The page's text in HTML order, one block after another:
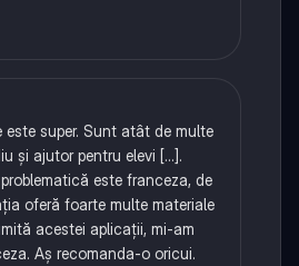
super. Sunt atât de multe
și ajutor pentru elevi [...].
este franceza, de
oferă foarte multe materiale
acestei aplicații, mi-am
Aș recomanda-o oricui.